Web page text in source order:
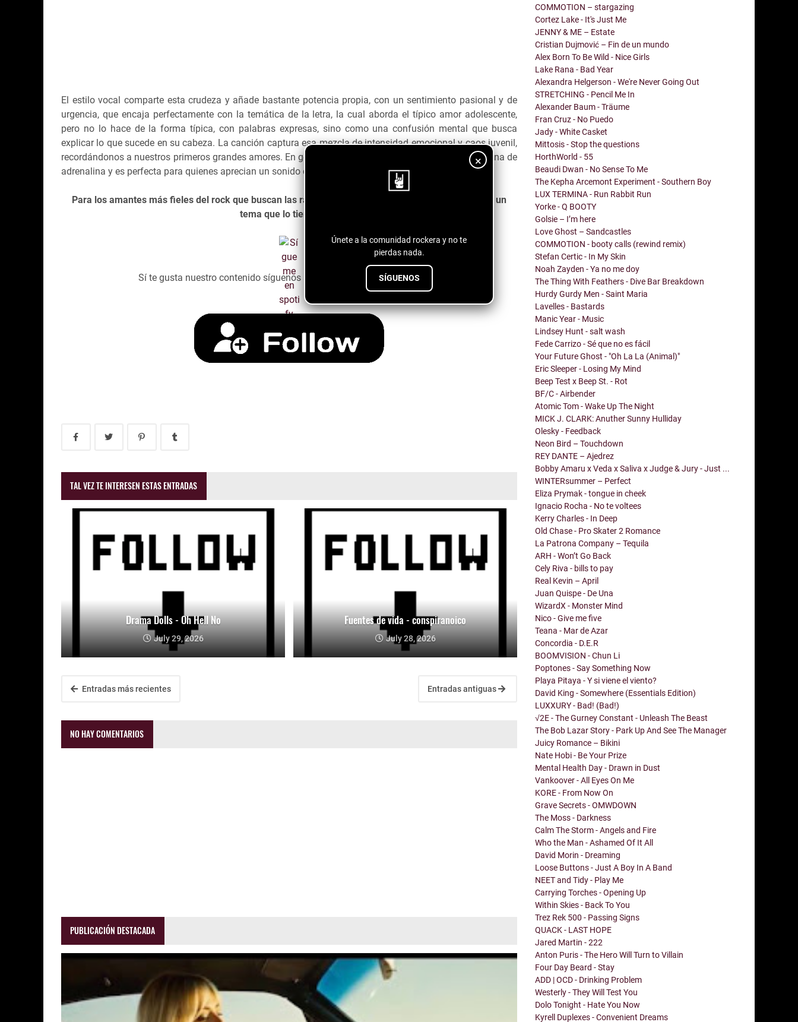
×
Únete a la comunidad rockera y no te
pierdas nada.
SÍGUENOS
El estilo vocal comparte esta crudeza y añade bastante potencia propia, con un sentimiento pasional y de
urgencia, que encaja perfectamente con la temática de la letra, la cual aborda el típico amor adolescente,
pero no lo hace de la forma típica, con palabras expresas, sino como una confusión mental que busca
explicar lo que sucede en su cabeza. La canción captura esa mezcla de intensidad emocional y caos juvenil,
recordándonos a nuestros primeros grandes amores. En general es una experiencia auditiva que nos llena de
adrenalina y es perfecta para quienes aprecian un sonido crudo y directo característico del rock.
Para los amantes más fieles del rock que buscan las raíces de su sonido, tenemos "
", un
tema que lo tiene todo.
Sí te gusta nuestro contenido síguenos a través del siguiente botón ↓↓↓↓
TAL VEZ TE INTERESEN ESTAS ENTRADAS
Drama Dolls - Oh Hell No
July 29, 2026
Fuentes de vida - conspiranoico
July 28, 2026
Entradas más recientes Entradas antiguas
NO HAY COMENTARIOS
PUBLICACIÓN DESTACADA
COMMOTION – stargazing
Cortez Lake - It's Just Me
JENNY & ME – Estate
Cristian Dujmović – Fin de un mundo
Alex Born To Be Wild - Nice Girls
Lake Rana - Bad Year
Alexandra Helgerson - We're Never Going Out
STRETCHING - Pencil Me In
Alexander Baum - Träume
Fran Cruz - No Puedo
Jady - White Casket
Mittosis - Stop the questions
HorthWorld - 55
Beaudi Dwan - No Sense To Me
The Kepha Arcemont Experiment - Southern Boy
LUX TERMINA - Run Rabbit Run
Yorke - Q BOOTY
Golsie – I’m here
Love Ghost – Sandcastles
COMMOTION - booty calls (rewind remix)
Stefan Certic - In My Skin
Noah Zayden - Ya no me doy
The Thing With Feathers - Dive Bar Breakdown
Hurdy Gurdy Men - Saint Maria
Lavelles - Bastards
Manic Year - Music
Lindsey Hunt - salt wash
Fede Carrizo - Sé que no es fácil
Your Future Ghost - "Oh La La (Animal)"
Eric Sleeper - Losing My Mind
Beep Test x Beep St. - Rot
BF/C - Airbender
Atomic Tom - Wake Up The Night
MICK J. CLARK: Anuther Sunny Hulliday
Olesky - Feedback
Neon Bird – Touchdown
REY DANTE – Ajedrez
Bobby Amaru x Veda x Saliva x Judge & Jury - Just ...
WINTERsummer – Perfect
Eliza Prymak - tongue in cheek
Ignacio Rocha - No te voltees
Kerry Charles - In Deep
Old Chase - Pro Skater 2 Romance
La Patrona Company – Tequila
ARH - Won’t Go Back
Cely Riva - bills to pay
Real Kevin – April
Juan Quispe - De Una
WizardX - Monster Mind
Nico - Give me five
Teana - Mar de Azar
Concordia - D.E.R
BOOMVISION - Chun Li
Poptones - Say Something Now
Playa Pitaya - Y si viene el viento?
David King - Somewhere (Essentials Edition)
LUXXURY - Bad! (Bad!)
√2E - The Gurney Constant - Unleash The Beast
The Bob Lazar Story - Park Up And See The Manager
Juicy Romance – Bikini
Nate Hobi - Be Your Prize
Mental Health Day - Drawn in Dust
Vankoover - All Eyes On Me
KORE - From Now On
Grave Secrets - OMWDOWN
The Moss - Darkness
Calm The Storm - Angels and Fire
Who the Man - Ashamed Of It All
David Morin - Dreaming
Loose Buttons - Just A Boy In A Band
NEET and Tidy - Play Me
Carrying Torches - Opening Up
Within Skies - Back To You
Trez Rek 500 - Passing Signs
QUACK - LAST HOPE
Jared Martin - 222
Anton Puris - The Hero Will Turn to Villain
Four Day Beard - Stay
ADD | OCD - Drinking Problem
Westerly - They Will Test You
Dolo Tonight - Hate You Now
Kyrell Duplexes - Convenient Dreams